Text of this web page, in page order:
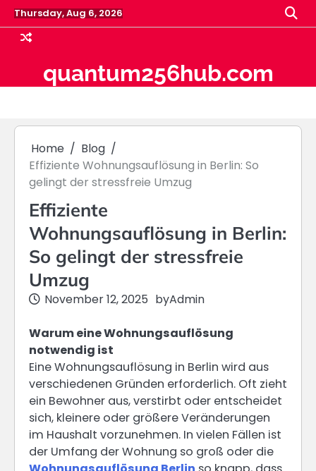
Skip
to
content
Thursday, Aug 6, 2026
quantum256hub.com
Home
Blog
Effiziente Wohnungsauflösung in Berlin: So
gelingt der stressfreie Umzug
Effiziente
Wohnungsauflösung in Berlin:
So gelingt der stressfreie
Umzug
November 12, 2025 byAdmin
Warum eine Wohnungsauflösung
notwendig ist
Eine Wohnungsauflösung in Berlin wird aus
verschiedenen Gründen erforderlich. Oft zieht
ein Bewohner aus, verstirbt oder entscheidet
sich, kleinere oder größere Veränderungen
im Haushalt vorzunehmen. In vielen Fällen ist
der Umfang der Wohnung so groß oder die